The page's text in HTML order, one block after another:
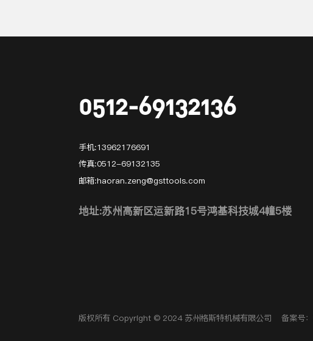
0512-69132136
手机:13962176691
传真:0512-69132135
邮箱:haoran.zeng@gsttools.com
地址:苏州高新区运新路15号鸿基科技城4幢5楼
版权所有 Copyright © 2024 苏州格斯特机械有限公司 备案号